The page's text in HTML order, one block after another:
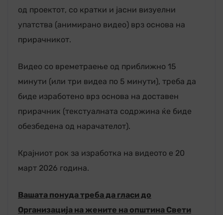
од проектот, со кратки и јасни визуелни
упатства (анимирано видео) врз основа на
прирачникот.
Видео со времетраење од приближно 15
минути (или три видеа по 5 минути), треба да
биде изработено врз основа на доставен
прирачник (текстуалната содржина ќе биде
обезбедена од нарачателот).
Крајниот рок за изработка на видеото е 20
март 2026 година.
Вашата понуда треба да гласи до
Организација на жените на општина Свети